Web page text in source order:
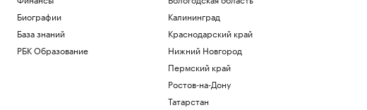
Биографии
База знаний
РБК Образование
Калининград
Краснодарский край
Нижний Новгород
Пермский край
Ростов-на-Дону
Татарстан